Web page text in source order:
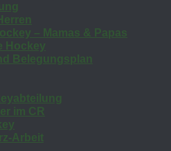
– Mamas & Papas
Hockey
Belegungsplan
im CR
Arbeit